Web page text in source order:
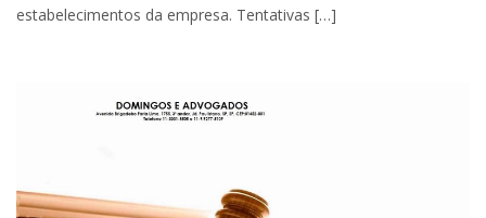
estabelecimentos da empresa. Tentativas […]